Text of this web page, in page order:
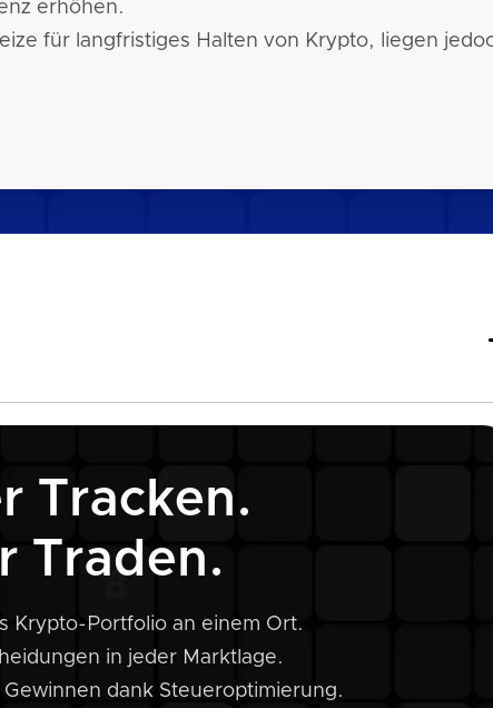
erhöhen.
für langfristiges Halten von Krypto, liegen
Tracken.
Traden.
Krypto-Portfolio an einem Ort.
in jeder Marktlage.
dank Steueroptimierung.